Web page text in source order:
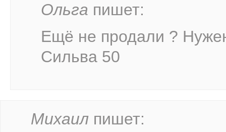
Ольга пишет:
Ещё не продали ?
Сильва 50
Михаил пишет: